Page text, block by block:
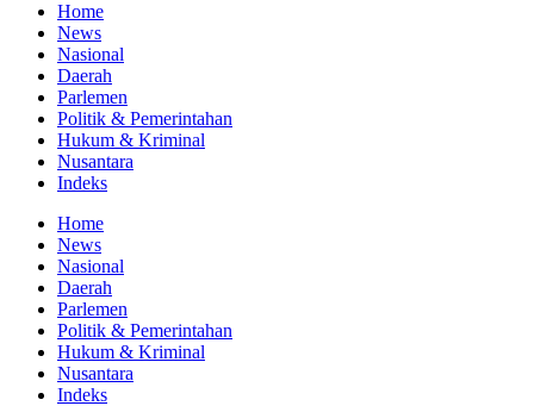
Home
News
Nasional
Daerah
Parlemen
Politik & Pemerintahan
Hukum & Kriminal
Nusantara
Indeks
Home
News
Nasional
Daerah
Parlemen
Politik & Pemerintahan
Hukum & Kriminal
Nusantara
Indeks